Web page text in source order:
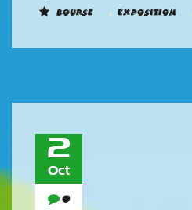
Bourse
, Exposition
2
Oct
0